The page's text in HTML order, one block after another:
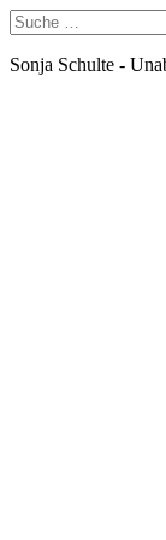
Sonja Schulte -